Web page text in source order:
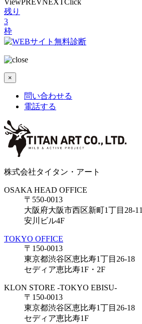
ViewPREV NEXT Click
残り
3
枠
×
問い合わせる
電話する
株式会社タイタン・アート
OSAKA HEAD OFFICE
〒550-0013
大阪府大阪市西区新町1丁目28-11
安川ビル4F
TOKYO OFFICE
〒150-0013
東京都渋谷区恵比寿1丁目26-18
セディア恵比寿1F・2F
KLON STORE -TOKYO EBISU-
〒150-0013
東京都渋谷区恵比寿1丁目26-18
セディア恵比寿1F